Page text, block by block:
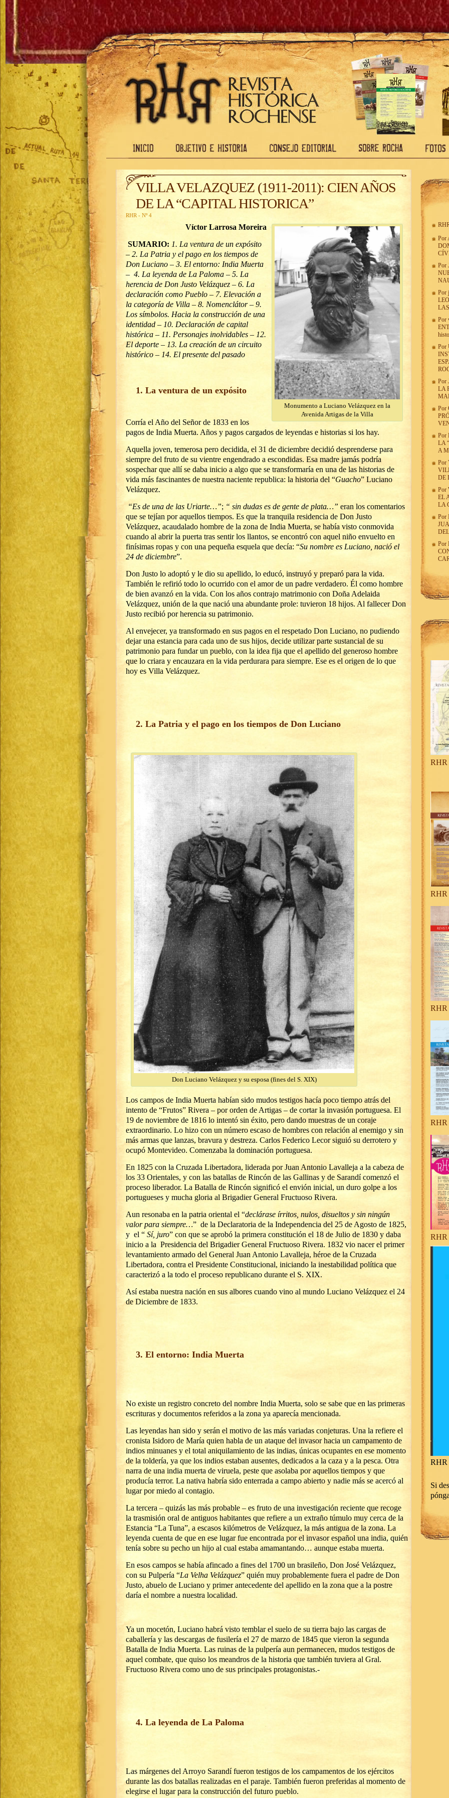
VILLA VELAZQUEZ (1911-2011): CIEN AÑOS
DE LA “CAPITAL HISTORICA”
RHR - Nº 4
Monumento a Luciano Velázquez en la
Avenida Artigas de la Villa
Víctor Larrosa Moreira
SUMARIO: 1. La ventura de un expósito
– 2. La Patria y el pago en los tiempos de
Don Luciano – 3. El entorno: India Muerta
– 4. La leyenda de La Paloma – 5. La
herencia de Don Justo Velázquez – 6. La
declaración como Pueblo – 7. Elevación a
la categoría de Villa – 8. Nomenclátor – 9.
Los símbolos. Hacia la construcción de una
identidad – 10. Declaración de capital
histórica – 11. Personajes inolvidables – 12.
El deporte – 13. La creación de un circuito
histórico – 14. El presente del pasado
1. La ventura de un expósito
Corría el Año del Señor de 1833 en los
pagos de India Muerta. Años y pagos cargados de leyendas e historias si los hay.
Aquella joven, temerosa pero decidida, el 31 de diciembre decidió desprenderse para
siempre del fruto de su vientre engendrado a escondidas. Esa madre jamás podría
sospechar que allí se daba inicio a algo que se transformaría en una de las historias de
vida más fascinantes de nuestra naciente republica: la historia del “Guacho” Luciano
Velázquez.
“Es de una de las Uriarte…”; “ sin dudas es de gente de plata…” eran los comentarios
que se tejían por aquellos tiempos. Es que la tranquila residencia de Don Justo
Velázquez, acaudalado hombre de la zona de India Muerta, se había visto conmovida
cuando al abrir la puerta tras sentir los llantos, se encontró con aquel niño envuelto en
finísimas ropas y con una pequeña esquela que decía: “Su nombre es Luciano, nació el
24 de diciembre”.
Don Justo lo adoptó y le dio su apellido, lo educó, instruyó y preparó para la vida.
También le refirió todo lo ocurrido con el amor de un padre verdadero. Él como hombre
de bien avanzó en la vida. Con los años contrajo matrimonio con Doña Adelaida
Velázquez, unión de la que nació una abundante prole: tuvieron 18 hijos. Al fallecer Don
Justo recibió por herencia su patrimonio.
Al envejecer, ya transformado en sus pagos en el respetado Don Luciano, no pudiendo
dejar una estancia para cada uno de sus hijos, decide utilizar parte sustancial de su
patrimonio para fundar un pueblo, con la idea fija que el apellido del generoso hombre
que lo criara y encauzara en la vida perdurara para siempre. Ese es el origen de lo que
hoy es Villa Velázquez.
2. La Patria y el pago en los tiempos de Don Luciano
Don Luciano Velázquez y su esposa (fines del S. XIX)
Los campos de India Muerta habían sido mudos testigos hacía poco tiempo atrás del
intento de “Frutos” Rivera – por orden de Artigas – de cortar la invasión portuguesa. El
19 de noviembre de 1816 lo intentó sin éxito, pero dando muestras de un coraje
extraordinario. Lo hizo con un número escaso de hombres con relación al enemigo y sin
más armas que lanzas, bravura y destreza. Carlos Federico Lecor siguió su derrotero y
ocupó Montevideo. Comenzaba la dominación portuguesa.
En 1825 con la Cruzada Libertadora, liderada por Juan Antonio Lavalleja a la cabeza de
los 33 Orientales, y con las batallas de Rincón de las Gallinas y de Sarandí comenzó el
proceso liberador. La Batalla de Rincón significó el envión inicial, un duro golpe a los
portugueses y mucha gloria al Brigadier General Fructuoso Rivera.
Aun resonaba en la patria oriental el “declárase írritos, nulos, disueltos y sin ningún
valor para siempre…” de la Declaratoria de la Independencia del 25 de Agosto de 1825,
y el “ Sí, juro” con que se aprobó la primera constitución el 18 de Julio de 1830 y daba
inicio a la Presidencia del Brigadier General Fructuoso Rivera. 1832 vio nacer el primer
levantamiento armado del General Juan Antonio Lavalleja, héroe de la Cruzada
Libertadora, contra el Presidente Constitucional, iniciando la inestabilidad política que
caracterizó a la todo el proceso republicano durante el S. XIX.
Así estaba nuestra nación en sus albores cuando vino al mundo Luciano Velázquez el 24
de Diciembre de 1833.
3. El entorno: India Muerta
No existe un registro concreto del nombre India Muerta, solo se sabe que en las primeras
escrituras y documentos referidos a la zona ya aparecía mencionada.
Las leyendas han sido y serán el motivo de las más variadas conjeturas. Una la refiere el
cronista Isidoro de María quien habla de un ataque del invasor hacia un campamento de
indios minuanes y el total aniquilamiento de las indias, únicas ocupantes en ese momento
de la toldería, ya que los indios estaban ausentes, dedicados a la caza y a la pesca. Otra
narra de una india muerta de viruela, peste que asolaba por aquellos tiempos y que
producía terror. La nativa habría sido enterrada a campo abierto y nadie más se acercó al
lugar por miedo al contagio.
La tercera – quizás las más probable – es fruto de una investigación reciente que recoge
la trasmisión oral de antiguos habitantes que refiere a un extraño túmulo muy cerca de la
Estancia “La Tuna”, a escasos kilómetros de Velázquez, la más antigua de la zona. La
leyenda cuenta de que en ese lugar fue encontrada por el invasor español una india, quién
tenía sobre su pecho un hijo al cual estaba amamantando… aunque estaba muerta.
En esos campos se había afincado a fines del 1700 un brasileño, Don José Velázquez,
con su Pulpería “La Velha Velázquez” quién muy probablemente fuera el padre de Don
Justo, abuelo de Luciano y primer antecedente del apellido en la zona que a la postre
daría el nombre a nuestra localidad.
Ya un mocetón, Luciano habrá visto temblar el suelo de su tierra bajo las cargas de
caballería y las descargas de fusilería el 27 de marzo de 1845 que vieron la segunda
Batalla de India Muerta. Las ruinas de la pulpería aun permanecen, mudos testigos de
aquel combate, que quiso los meandros de la historia que también tuviera al Gral.
Fructuoso Rivera como uno de sus principales protagonistas.-
4. La leyenda de La Paloma
Las márgenes del Arroyo Sarandí fueron testigos de los campamentos de los ejércitos
durante las dos batallas realizadas en el paraje. También fueron preferidas al momento de
elegirse el lugar para la construcción del futuro pueblo.
Por
Por
Por j
Por
Por
Por
LA
Por
Por
LA
A
Por
DE
Por
EL
LA
Por
Por
RHR
RHR
RHR
RHR
RHR
RHR
Si